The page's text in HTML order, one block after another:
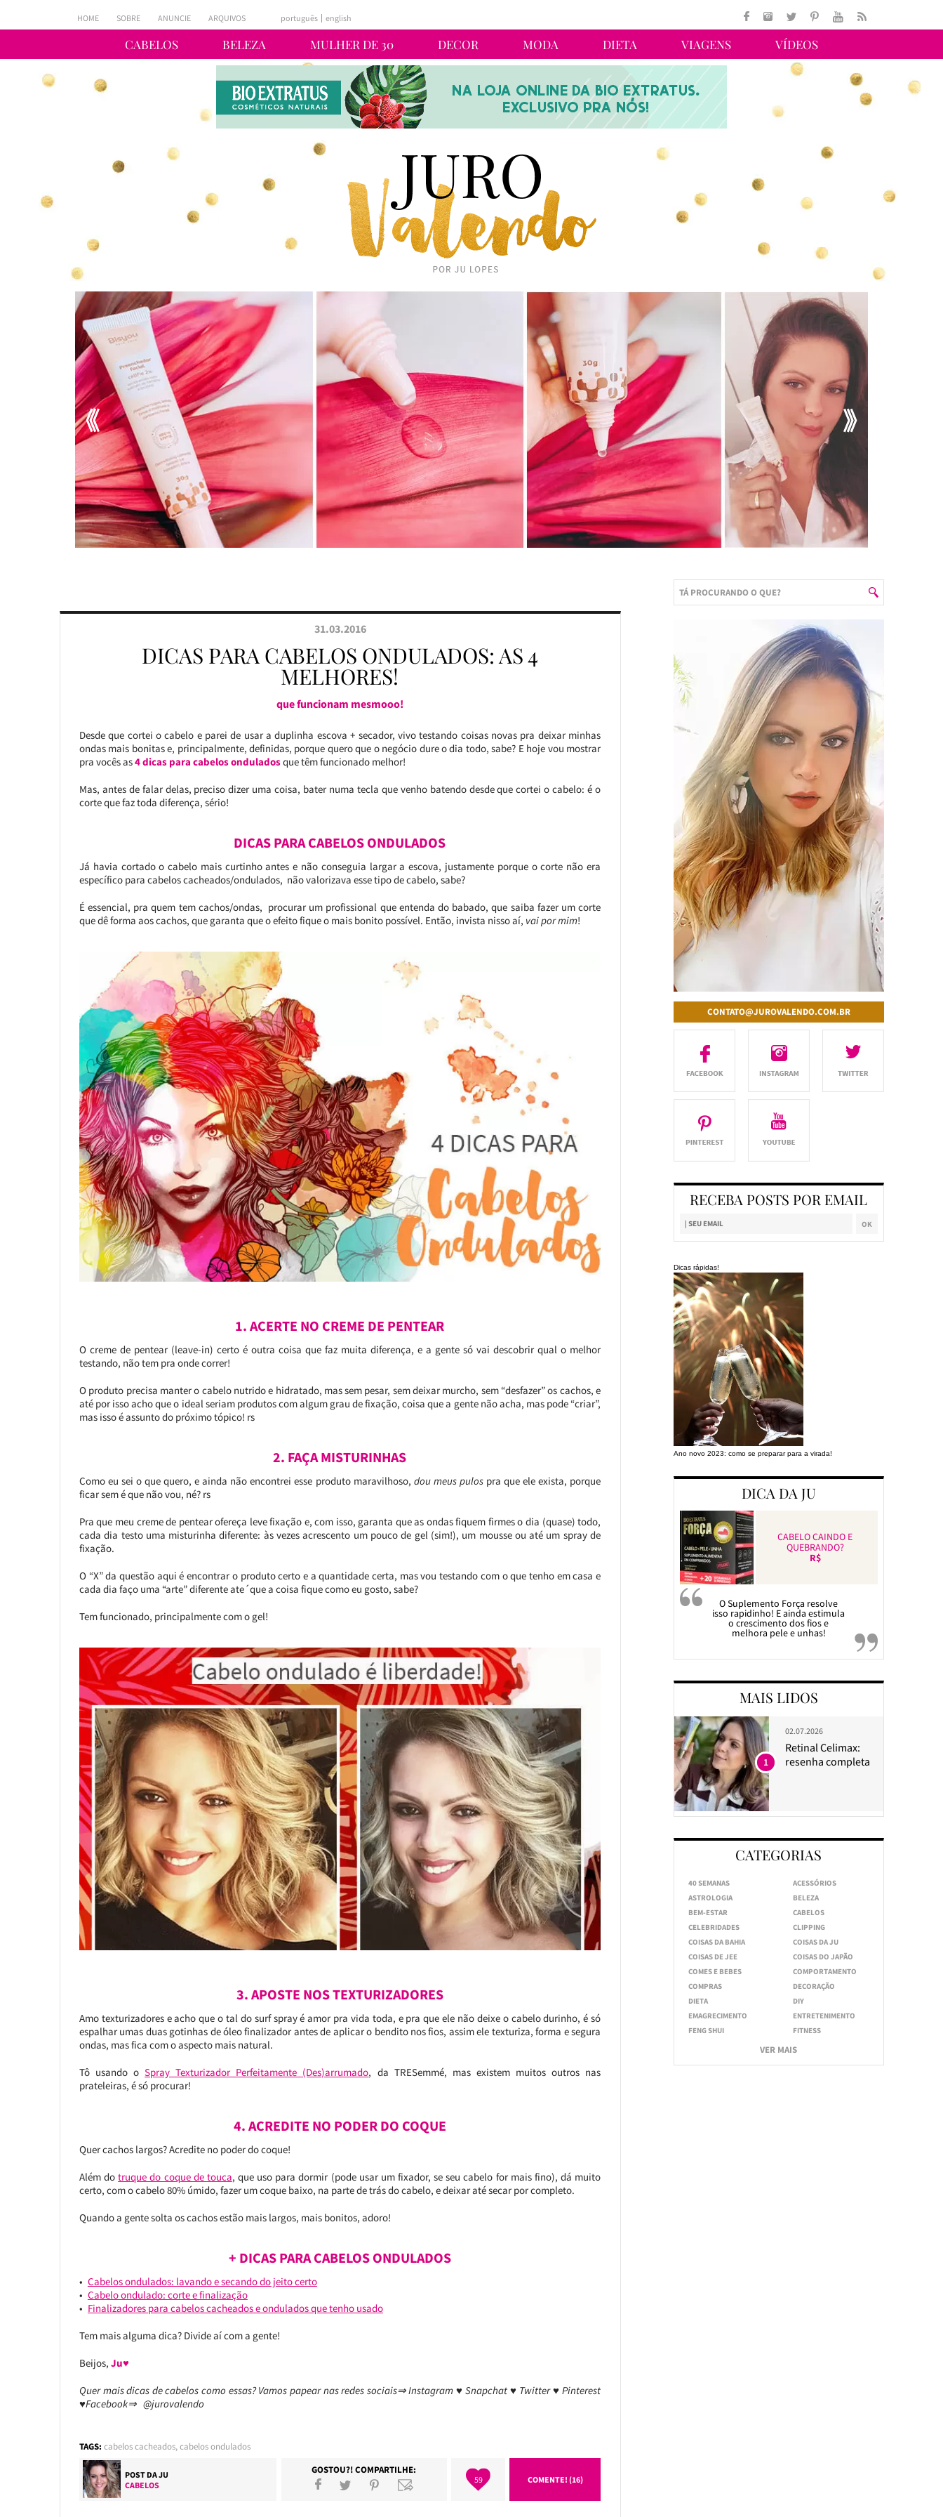
CABELOS BELEZA MULHER DE 30 DECOR MODA DIETA VIAGENS VÍDEOS
HOME SOBRE ANUNCIE ARQUIVOS português english
31.03.2016
DICAS PARA CABELOS ONDULADOS: AS 4
MELHORES!
que funcionam mesmooo!
Desde que cortei o cabelo e parei de usar a duplinha escova + secador, vivo testando coisas novas pra deixar minhas
ondas mais bonitas e, principalmente, definidas, porque quero que o negócio dure o dia todo, sabe? E hoje vou mostrar
pra vocês as4 dicas para cabelos onduladosque têm funcionado melhor!
Mas, antes de falar delas, preciso dizer uma coisa, bater numa tecla que venho batendo desde que cortei o cabelo: é o
corte que faz toda diferença, sério!
DICAS PARA CABELOS ONDULADOS
Já havia cortado o cabelo mais curtinho antes e não conseguia largar a escova, justamente porque o corte não era
específico para cabelos cacheados/ondulados, não valorizava esse tipo de cabelo, sabe?
É essencial, pra quem tem cachos/ondas, procurar um profissional que entenda do babado, que saiba fazer um corte
que dê forma aos cachos, que garanta que o efeito fique o mais bonito possível. Então, invista nisso aí, vai por mim!
1. ACERTE NO CREME DE PENTEAR
O creme de pentear (leave-in) certo é outra coisa que faz muita diferença, e a gente só vai descobrir qual o melhor
testando, não tem pra onde correr!
O produto precisa manter o cabelo nutrido e hidratado, mas sem pesar, sem deixar murcho, sem “desfazer” os cachos, e
até por isso acho que o ideal seriam produtos com algum grau de fixação, coisa que a gente não acha, mas pode “criar”,
mas isso é assunto do próximo tópico! rs
2. FAÇA MISTURINHAS
Como eu sei o que quero, e ainda não encontrei esse produto maravilhoso, dou meus pulospra que ele exista, porque
ficar sem é que não vou, né? rs
Pra que meu creme de pentear ofereça leve fixação e, com isso, garanta que as ondas fiquem firmes o dia (quase) todo,
cada dia testo uma misturinha diferente: às vezes acrescento um pouco de gel (sim!), um mousse ou até um spray de
fixação.
O “X” da questão aqui é encontrar o produto certo e a quantidade certa, mas vou testando com o que tenho em casa e
cada dia faço uma “arte” diferente ate´que a coisa fique como eu gosto, sabe?
Tem funcionado, principalmente com o gel!
3. APOSTE NOS TEXTURIZADORES
Amo texturizadores e acho que o tal do surf spray é amor pra vida toda, e pra que ele não deixe o cabelo durinho, é só
espalhar umas duas gotinhas de óleo finalizador antes de aplicar o bendito nos fios, assim ele texturiza, forma e segura
ondas, mas fica com o aspecto mais natural.
Tô usando oSpray Texturizador Perfeitamente (Des)arrumado, da TRESemmé, mas existem muitos outros nas
prateleiras, é só procurar!
4. ACREDITE NO PODER DO COQUE
Quer cachos largos? Acredite no poder do coque!
Além dotruque do coque de touca, que uso para dormir (pode usar um fixador, se seu cabelo for mais fino), dá muito
certo, com o cabelo 80% úmido, fazer um coque baixo, na parte de trás do cabelo, e deixar até secar por completo.
Quando a gente solta os cachos estão mais largos, mais bonitos, adoro!
+ DICAS PARA CABELOS ONDULADOS
Cabelos ondulados: lavando e secando do jeito certo
Cabelo ondulado: corte e finalização
Finalizadores para cabelos cacheados e ondulados que tenho usado
Tem mais alguma dica? Divide aí com a gente!
Beijos, Ju♥
Quer mais dicas de cabelos como essas? Vamos papear nas redes sociais⇒ Instagram ♥ Snapchat ♥ Twitter ♥ Pinterest
♥Facebook⇒ @jurovalendo
TAGS: cabelos cacheados,cabelos ondulados
POST DAJU
CABELOS
GOSTOU?! COMPARTILHE:
59 COMENTE! (16)
CONTATO@JUROVALENDO.COM.BR
RECEBA POSTS POR EMAIL
Dicas rápidas!
Ano novo 2023: como se preparar para a virada!
DICA DA JU
CABELO CAINDO E
QUEBRANDO?
R$
O Suplemento Força resolve
isso rapidinho! E ainda estimula
o crescimento dos fios e
melhora pele e unhas!
MAIS LIDOS
02.07.2026
Retinal Celimax:
resenha completa
1
CATEGORIAS
40 SEMANAS
ACESSÓRIOS
ASTROLOGIA
BELEZA
BEM-ESTAR
CABELOS
CELEBRIDADES
CLIPPING
COISAS DA BAHIA
COISAS DA JU
COISAS DE JEE
COISAS DO JAPÃO
COMES E BEBES
COMPORTAMENTO
COMPRAS
DECORAÇÃO
DIETA
DIY
EMAGRECIMENTO
ENTRETENIMENTO
FENG SHUI
FITNESS
VER MAIS